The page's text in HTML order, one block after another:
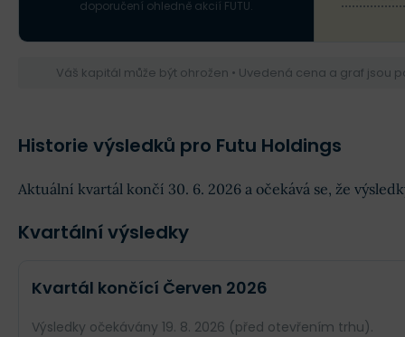
doporučení ohledně akcií FUTU.
Váš kapitál může být ohrožen • Uvedená cena a graf
Historie výsledků pro Futu Holdings
Aktuální kvartál končí 30. 6. 2026 a očekává se, že
Kvartální výsledky
Kvartál končící Červen 2026
Výsledky očekávány 19. 8. 2026 (před otevřením trhu).